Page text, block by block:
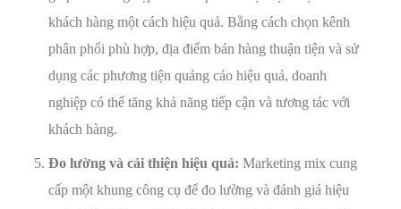
khách hàng một cách hiệu quả. Bằng cách chọn kênh
phân phối phù hợp, địa điểm bán hàng thuận tiện và sử
dụng các phương tiện quảng cáo hiệu quả, doanh
nghiệp có thể tăng khả năng tiếp cận và tương tác với
khách hàng.
Đo lường và cải thiện hiệu quả: Marketing mix cung
cấp một khung công cụ để đo lường và đánh giá hiệu